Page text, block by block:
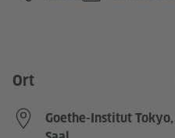
Ort
Goethe-Institut Tokyo,